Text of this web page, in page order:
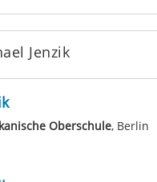
Jenzik
Oberschule, Berlin